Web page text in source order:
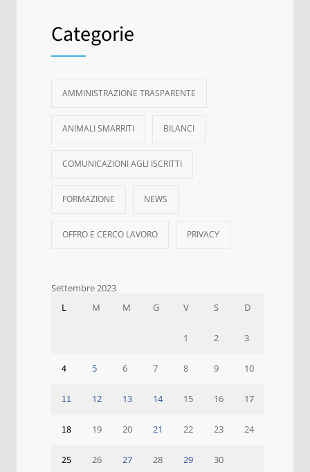
Categorie
AMMINISTRAZIONE TRASPARENTE
ANIMALI SMARRITI BILANCI
COMUNICAZIONI AGLI ISCRITTI
FORMAZIONE NEWS
OFFRO E CERCO LAVORO PRIVACY
Settembre 2023
L M M G V S D
1 2 3
4 5 6 7 8 9 10
11 12 13 14 15 16 17
18 19 20 21 22 23 24
25 26 27 28 29
30